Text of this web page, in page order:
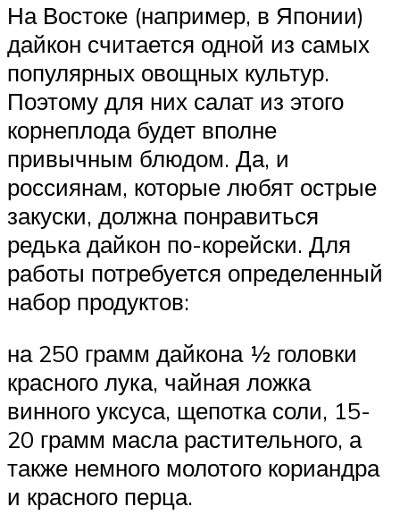
На Востоке (например, в Японии)
дайкон считается одной из самых
популярных овощных культур.
Поэтому для них салат из этого
корнеплода будет вполне
привычным блюдом. Да, и
россиянам, которые любят острые
закуски, должна понравиться
редька дайкон по-корейски. Для
работы потребуется определенный
набор продуктов:
на 250 грамм дайкона ½ головки
красного лука, чайная ложка
винного уксуса, щепотка соли, 15-
20 грамм масла растительного, а
также немного молотого кориандра
и красного перца.